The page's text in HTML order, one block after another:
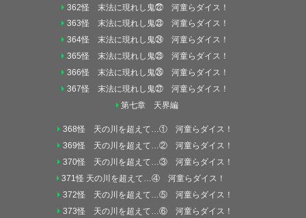
362怪 末法に現れし鬼㉒ 河童らダイス！
363怪 末法に現れし鬼㉓ 河童らダイス！
364怪 末法に現れし鬼㉔ 河童らダイス！
365怪 末法に現れし鬼㉕ 河童らダイス！
366怪 末法に現れし鬼㉖ 河童らダイス！
367怪 末法に現れし鬼㉗ 河童らダイス！
第七章 天界編
368怪 天の川を超えて…① 河童らダイス！
369怪 天の川を超えて…② 河童らダイス！
370怪 天の川を超えて…③ 河童らダイス！
371怪 天の川を超えて…④ 河童らダイス！
372怪 天の川を超えて…⑤ 河童らダイス！
373怪 天の川を超えて…⑥ 河童らダイス！